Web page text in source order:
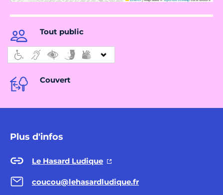
Tout public
Couvert
Plus d'infos
Le Hasard Ludique
coucou@lehasardludique.fr